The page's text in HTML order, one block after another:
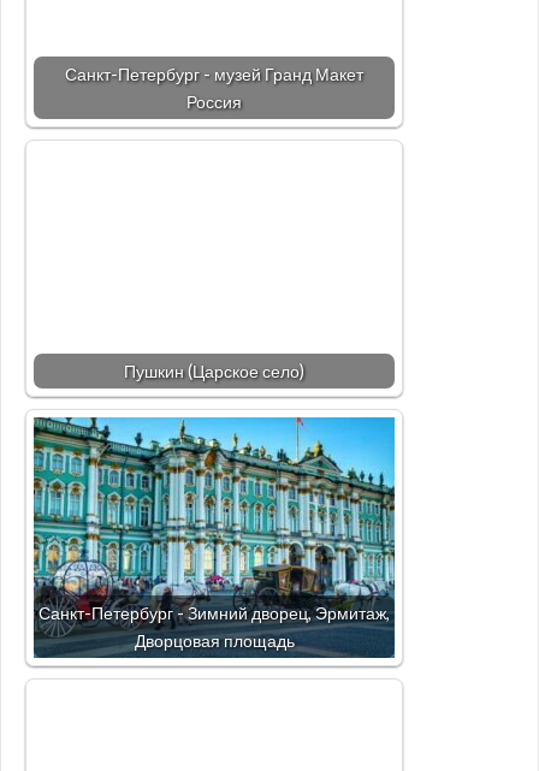
Санкт-Петербург - музей Гранд Макет
Россия
Пушкин (Царское село)
Санкт-Петербург - Зимний дворец, Эрмитаж,
Дворцовая площадь